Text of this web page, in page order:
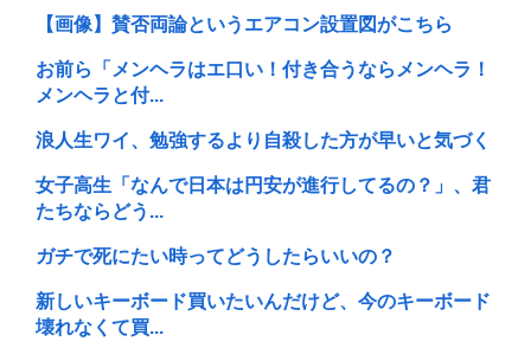
【画像】賛否両論というエアコン設置図がこちら
お前ら「メンヘラはエ口い！付き合うならメンヘラ！
メンヘラと付...
浪人生ワイ、勉強するより自殺した方が早いと気づく
女子高生「なんで日本は円安が進行してるの？」、君
たちならどう...
ガチで死にたい時ってどうしたらいいの？
新しいキーボード買いたいんだけど、今のキーボード
壊れなくて買...